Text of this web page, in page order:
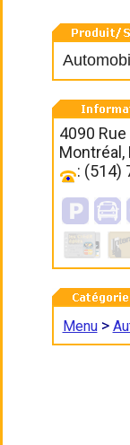
4090
Montréal,
: (514)
Menu>